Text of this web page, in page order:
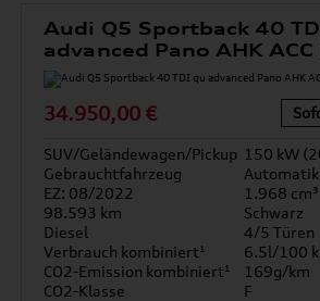
Audi Q5 Sportback 40
advanced Pano AHK ACC
34.950,00 €
SUV/Geländewagen/Pickup 150 kW
Gebrauchtfahrzeug
Automatik
EZ: 08/2022
1.968 cm³
98.593 km
Schwarz
Diesel
4/5 Türen
Verbrauch kombiniert¹
6.5l/100
CO2-Emission kombiniert¹
169g/km
CO2-Klasse
F